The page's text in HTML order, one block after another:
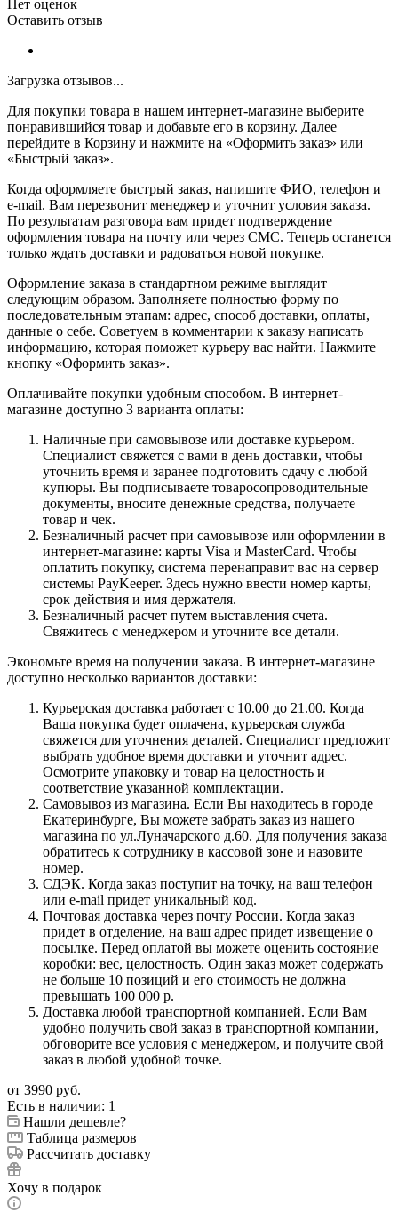
Нет оценок
Оставить отзыв
Загрузка отзывов...
Для покупки товара в нашем интернет-магазине выберите
понравившийся товар и добавьте его в корзину. Далее
перейдите в Корзину и нажмите на «Оформить заказ» или
«Быстрый заказ».
Когда оформляете быстрый заказ, напишите ФИО, телефон и
e-mail. Вам перезвонит менеджер и уточнит условия заказа.
По результатам разговора вам придет подтверждение
оформления товара на почту или через СМС. Теперь останется
только ждать доставки и радоваться новой покупке.
Оформление заказа в стандартном режиме выглядит
следующим образом. Заполняете полностью форму по
последовательным этапам: адрес, способ доставки, оплаты,
данные о себе. Советуем в комментарии к заказу написать
информацию, которая поможет курьеру вас найти. Нажмите
кнопку «Оформить заказ».
Оплачивайте покупки удобным способом. В интернет-
магазине доступно 3 варианта оплаты:
Наличные при самовывозе или доставке курьером.
Специалист свяжется с вами в день доставки, чтобы
уточнить время и заранее подготовить сдачу с любой
купюры. Вы подписываете товаросопроводительные
документы, вносите денежные средства, получаете
товар и чек.
Безналичный расчет при самовывозе или оформлении в
интернет-магазине: карты Visa и MasterCard. Чтобы
оплатить покупку, система перенаправит вас на сервер
системы PayKeeper. Здесь нужно ввести номер карты,
срок действия и имя держателя.
Безналичный расчет путем выставления счета.
Свяжитесь с менеджером и уточните все детали.
Экономьте время на получении заказа. В интернет-магазине
доступно несколько вариантов доставки:
Курьерская доставка работает с 10.00 до 21.00. Когда
Ваша покупка будет оплачена, курьерская служба
свяжется для уточнения деталей. Специалист предложит
выбрать удобное время доставки и уточнит адрес.
Осмотрите упаковку и товар на целостность и
соответствие указанной комплектации.
Самовывоз из магазина. Если Вы находитесь в городе
Екатеринбурге, Вы можете забрать заказ из нашего
магазина по ул.Луначарского д.60. Для получения заказа
обратитесь к сотруднику в кассовой зоне и назовите
номер.
СДЭК. Когда заказ поступит на точку, на ваш телефон
или e-mail придет уникальный код.
Почтовая доставка через почту России. Когда заказ
придет в отделение, на ваш адрес придет извещение о
посылке. Перед оплатой вы можете оценить состояние
коробки: вес, целостность. Один заказ может содержать
не больше 10 позиций и его стоимость не должна
превышать 100 000 р.
Доставка любой транспортной компанией. Если Вам
удобно получить свой заказ в транспортной компании,
обговорите все условия с менеджером, и получите свой
заказ в любой удобной точке.
от 3990 руб.
Есть в наличии: 1
Нашли дешевле?
Таблица размеров
Рассчитать доставку
Хочу в подарок